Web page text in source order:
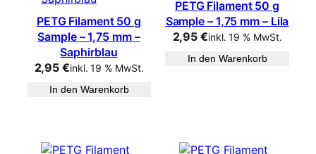
PETG Filament 50 g
Sample – 1,75 mm –
Saphirblau
2,95€inkl. 19 % MwSt.
In den Warenkorb
PETG Filament 50 g
Sample – 1,75 mm – Lila
2,95€inkl. 19 % MwSt.
In den Warenkorb